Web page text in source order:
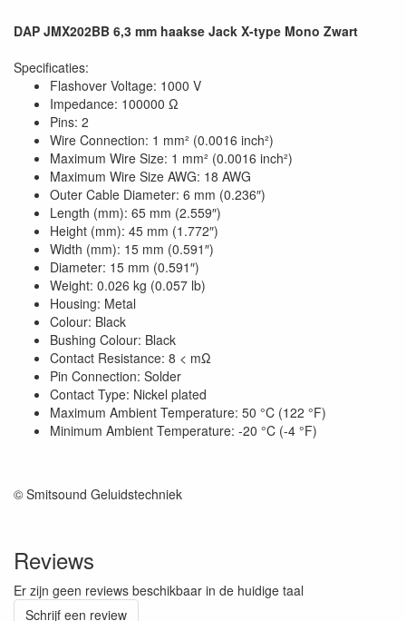
DAP JMX202BB 6,3 mm haakse Jack X-type Mono Zwart
Specificaties:
Flashover Voltage: 1000 V
Impedance: 100000 Ω
Pins: 2
Wire Connection: 1 mm² (0.0016 inch²)
Maximum Wire Size: 1 mm² (0.0016 inch²)
Maximum Wire Size AWG: 18 AWG
Outer Cable Diameter: 6 mm (0.236″)
Length (mm): 65 mm (2.559″)
Height (mm): 45 mm (1.772″)
Width (mm): 15 mm (0.591″)
Diameter: 15 mm (0.591″)
Weight: 0.026 kg (0.057 lb)
Housing: Metal
Colour: Black
Bushing Colour: Black
Contact Resistance: 8 < mΩ
Pin Connection: Solder
Contact Type: Nickel plated
Maximum Ambient Temperature: 50 °C (122 °F)
Minimum Ambient Temperature: -20 °C (-4 °F)
© Smitsound Geluidstechniek
Reviews
Er zijn geen reviews beschikbaar in de huidige taal
Schrijf een review